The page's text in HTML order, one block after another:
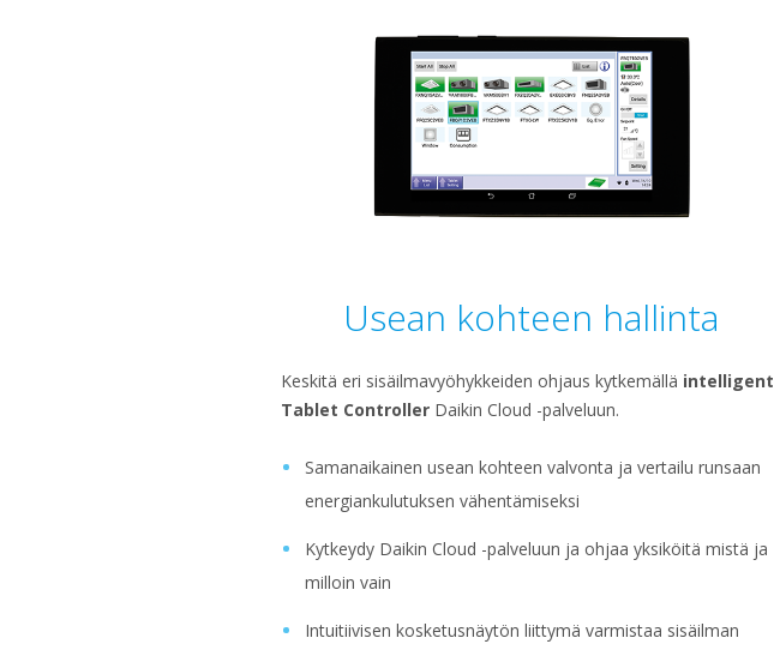
Usean kohteen hallinta
Keskitä eri sisäilmavyöhykkeiden ohjaus kytkemällä intelligent
Tablet ControllerDaikin Cloud -palveluun.
Samanaikainen usean kohteen valvonta ja vertailu runsaan
energiankulutuksen vähentämiseksi
Kytkeydy Daikin Cloud -palveluun ja ohjaa yksiköitä mistä ja
milloin vain
Intuitiivisen kosketusnäytön liittymä varmistaa sisäilman